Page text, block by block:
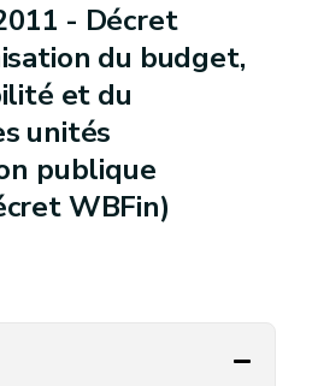
- Décret
du budget,
et du
unités
publique
WBFin)